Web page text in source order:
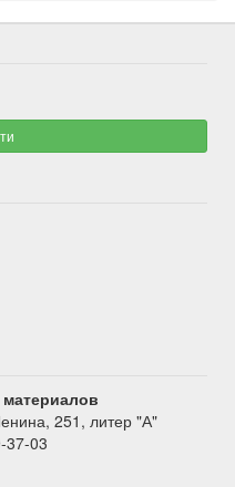
251, литер "А"
37-03